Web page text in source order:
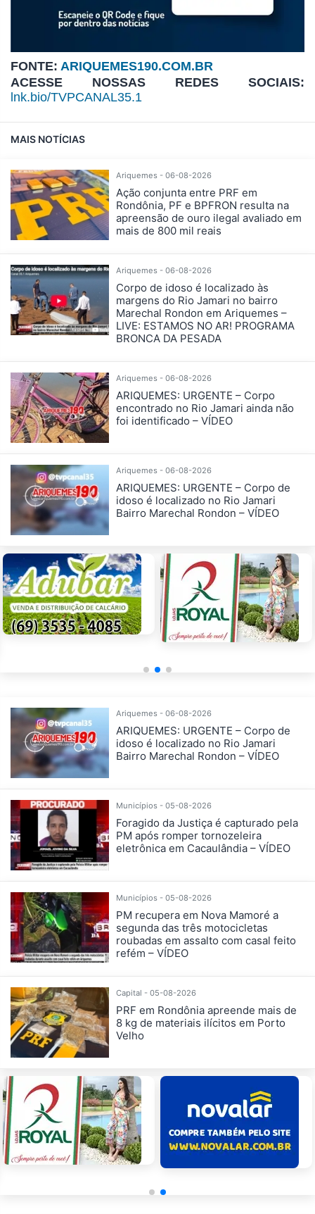
FONTE: ARIQUEMES190.COM.BR
ACESSE NOSSAS REDES SOCIAIS:
lnk.bio/TVPCANAL35.1
MAIS NOTÍCIAS
Ariquemes - 06-08-2026
Ação conjunta entre PRF em
Rondônia, PF e BPFRON resulta na
apreensão de ouro ilegal avaliado em
mais de 800 mil reais
Ariquemes - 06-08-2026
Corpo de idoso é localizado às
margens do Rio Jamari no bairro
Marechal Rondon em Ariquemes –
LIVE: ESTAMOS NO AR! PROGRAMA
BRONCA DA PESADA
Ariquemes - 06-08-2026
ARIQUEMES: URGENTE – Corpo
encontrado no Rio Jamari ainda não
foi identificado – VÍDEO
Ariquemes - 06-08-2026
ARIQUEMES: URGENTE – Corpo de
idoso é localizado no Rio Jamari
Bairro Marechal Rondon – VÍDEO
Ariquemes - 06-08-2026
ARIQUEMES: URGENTE – Corpo de
idoso é localizado no Rio Jamari
Bairro Marechal Rondon – VÍDEO
Municípios - 05-08-2026
Foragido da Justiça é capturado pela
PM após romper tornozeleira
eletrônica em Cacaulândia – VÍDEO
Municípios - 05-08-2026
PM recupera em Nova Mamoré a
segunda das três motocicletas
roubadas em assalto com casal feito
refém – VÍDEO
Capital - 05-08-2026
PRF em Rondônia apreende mais de
8 kg de materiais ilícitos em Porto
Velho